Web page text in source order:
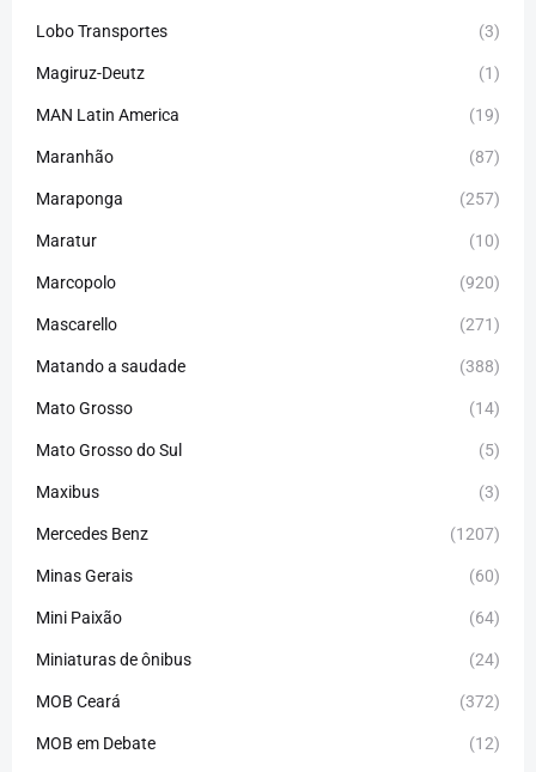
Lobo Transportes (3)
Magiruz-Deutz (1)
MAN Latin America (19)
Maranhão (87)
Maraponga (257)
Maratur (10)
Marcopolo (920)
Mascarello (271)
Matando a saudade (388)
Mato Grosso (14)
Mato Grosso do Sul (5)
Maxibus (3)
Mercedes Benz (1207)
Minas Gerais (60)
Mini Paixão (64)
Miniaturas de ônibus (24)
MOB Ceará (372)
MOB em Debate (12)